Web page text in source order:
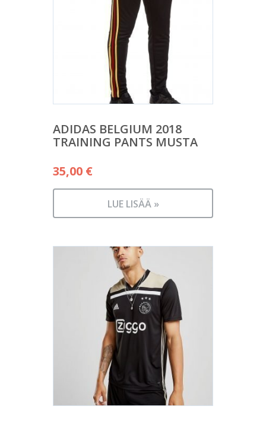
ADIDAS BELGIUM 2018
TRAINING PANTS MUSTA
35,00 €
LUE LISÄÄ »